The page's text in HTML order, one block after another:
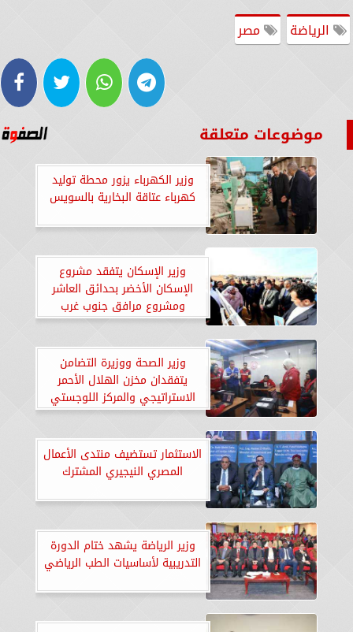
الرياضة
مصر
موضوعات متعلقة
وزير الكهرباء يزور محطة توليد
كهرباء عتاقة البخارية بالسويس
وزير الإسكان يتفقد مشروع
الإسكان الأخضر بحدائق العاشر
ومشروع مرافق جنوب غرب
المدينة
وزير الصحة ووزيرة التضامن
يتفقدان مخزن الهلال الأحمر
الاستراتيجي والمركز اللوجستي
لدعم غزة
الاستثمار تستضيف منتدى الأعمال
المصري النيجيري المشترك
وزير الرياضة يشهد ختام الدورة
التدريبية لأساسيات الطب الرياضي